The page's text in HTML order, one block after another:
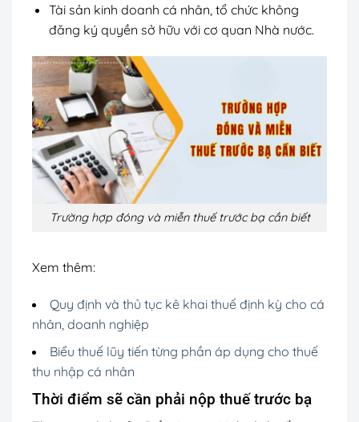
Tài sản kinh doanh cá nhân, tổ chức không
đăng ký quyền sở hữu với cơ quan Nhà nước.
Trường hợp đóng và miễn thuế trước bạ cần biết
Xem thêm:
Quy định và thủ tục kê khai thuế định kỳ cho cá
nhân, doanh nghiệp
Biểu thuế lũy tiến từng phần áp dụng cho thuế
thu nhập cá nhân
Thời điểm sẽ cần phải nộp thuế trước bạ